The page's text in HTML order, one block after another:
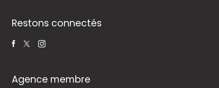
Restons connectés
Agence membre